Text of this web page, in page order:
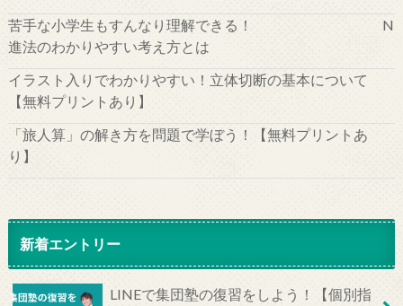
苦手な小学生もすんなり理解できる！ N
進法のわかりやすい考え方とは
イラスト入りでわかりやすい！立体切断の基本について
【無料プリントあり】
「旅人算」の解き方を問題で学ぼう！【無料プリントあ
り】
新着エントリー
LINEで集団塾の復習をしよう！【個別指